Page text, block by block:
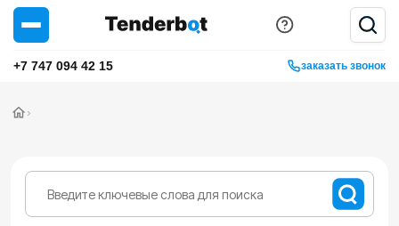
+7 747 094 42 15 заказать звонок
›